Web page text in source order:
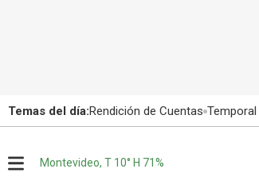
Temas del día:Rendición de Cuentas
Montevideo, T 10° H 71%